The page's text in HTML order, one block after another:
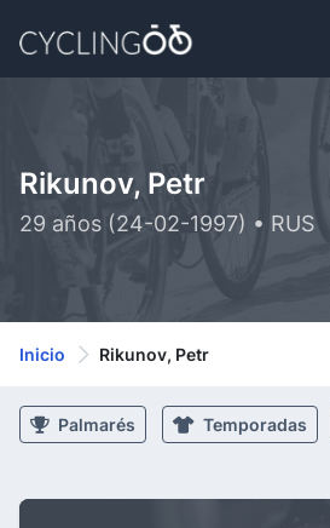
Rikunov, Petr
29 años (24-02-1997) • RUS
Inicio Rikunov, Petr
Palmarés Temporadas